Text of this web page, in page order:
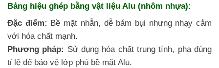
Bảng hiệu ghép bằng vật liệu Alu (nhôm nhựa):
Đặc điểm: Bề mặt nhẵn, dễ bám bụi nhưng nhạy cảm
với hóa chất mạnh.
Phương pháp: Sử dụng hóa chất trung tính, pha đúng
tỉ lệ để bảo vệ lớp phủ bề mặt Alu.